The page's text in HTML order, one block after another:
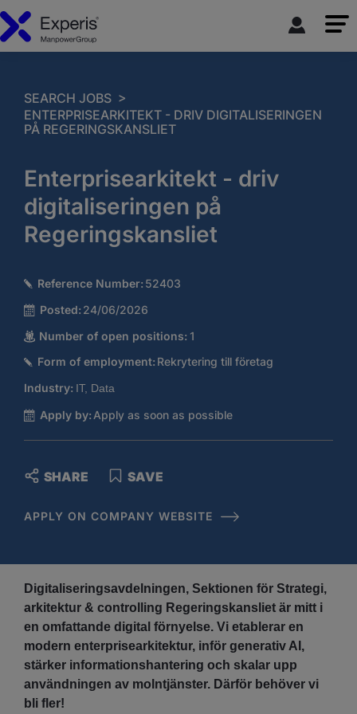
SEARCH JOBS >
ENTERPRISEARKITEKT - DRIV DIGITALISERINGEN
PÅ REGERINGSKANSLIET
Enterprisearkitekt - driv
digitaliseringen på
Regeringskansliet
Reference Number: 52403
Posted: 24/06/2026
Number of open positions: 1
Form of employment: Rekrytering till företag
Industry: IT, Data
Apply by: Apply as soon as possible
APPLY ON COMPANY WEBSITE
SAVE
SHARE
Digitaliseringsavdelningen, Sektionen för Strategi,
arkitektur & controlling Regeringskansliet är mitt i
en omfattande digital förnyelse. Vi etablerar en
modern enterprisearkitektur, inför generativ AI,
stärker informationshantering och skalar upp
användningen av molntjänster. Därför behöver vi
bli fler!